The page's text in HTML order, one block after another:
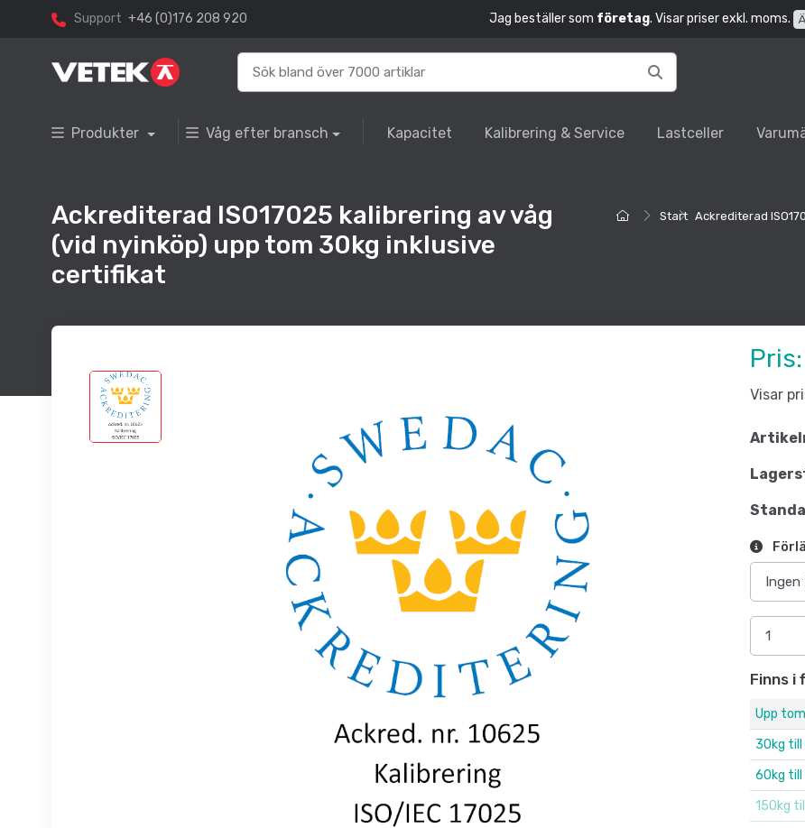
Support +46 (0)176 208 920 Jag beställer som företag. Visar priser exkl. moms.
Produkter Våg efter bransch Kapacitet Kalibrering & Service Lastceller
Start Ackrediterad
Ackrediterad ISO17025 kalibrering av våg
(vid nyinköp) upp tom 30kg inklusive
certifikat
Pris:
Visar
Finns i
Upp
30kg till
60kg till
150kg